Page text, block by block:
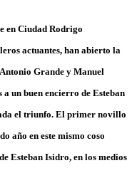
en Ciudad Rodrigo
actuantes, han abierto la
Grande y Manuel
un buen encierro de Esteban
el triunfo. El primer novillo
año en este mismo coso
Esteban Isidro, en los medios